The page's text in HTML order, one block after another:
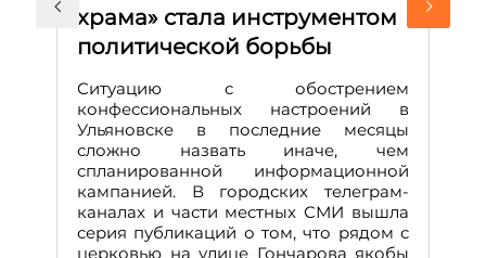
храма» стала инструментом
политической борьбы
Ситуацию с обострением
конфессиональных настроений в
Ульяновске в последние месяцы
сложно назвать иначе, чем
спланированной информационной
кампанией. В городских телеграм-
каналах и части местных СМИ вышла
серия публикаций о том, что рядом с
церковью на улице Гончарова якобы